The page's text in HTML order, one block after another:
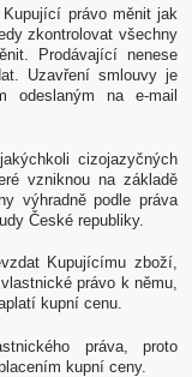
právo měnit jak
zkontrolovat všechny
Prodávající nenese
Uzavření smlouvy je
odeslaným na e-mail
cizojazyčných
vzniknou na základě
výhradně podle práva
České republiky.
Kupujícímu zboží,
právo k němu,
kupní cenu.
práva, proto
kupní ceny.